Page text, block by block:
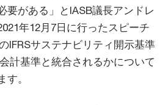
要がある」とIASB議長アンドレ
年12月7日に行ったスピーチ
IFRSサステナビリティ開示基準
計基準と統合されるかについて
。